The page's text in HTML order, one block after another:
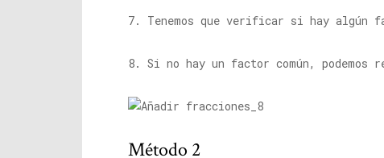
7. Tenemos que verificar si hay algún
8. Si no hay un factor común,
Método 2